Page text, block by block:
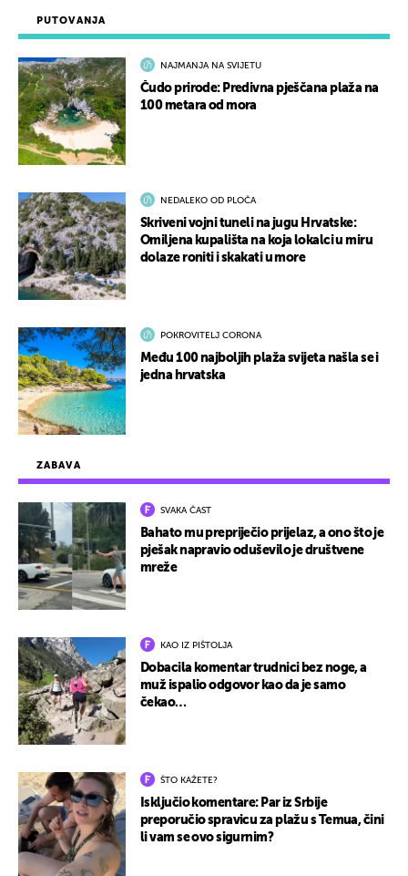
ZABAVA
SVAKA ČAST
Bahato mu prepriječio prijelaz, a ono što je
pješak napravio oduševilo je društvene
mreže
KAO IZ PIŠTOLJA
Dobacila komentar trudnici bez noge, a
muž ispalio odgovor kao da je samo
čekao…
ŠTO KAŽETE?
Isključio komentare: Par iz Srbije
preporučio spravicu za plažu s Temua, čini
li vam se ovo sigurnim?
PUTOVANJA
NAJMANJA NA SVIJETU
Čudo prirode: Predivna pješčana plaža na
100 metara od mora
NEDALEKO OD PLOČA
Skriveni vojni tuneli na jugu Hrvatske:
Omiljena kupališta na koja lokalci u miru
dolaze roniti i skakati u more
POKROVITELJ CORONA
Među 100 najboljih plaža svijeta našla se i
jedna hrvatska